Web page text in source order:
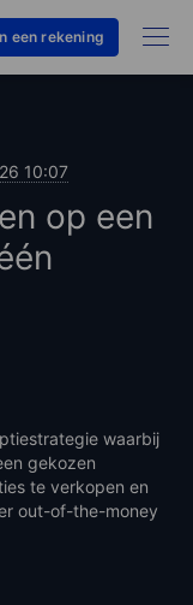
een rekening
10:07
op een
waarbij
gekozen
te verkopen en
out-of-the-money